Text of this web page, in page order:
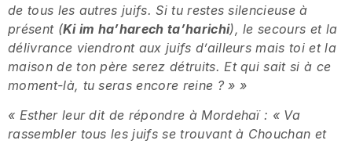
de tous les autres juifs. Si tu restes silencieuse à
présent (Ki im ha’harech ta’harichi), le secours et la
délivrance viendront aux juifs d’ailleurs mais toi et la
maison de ton père serez détruits. Et qui sait si à ce
moment-là, tu seras encore reine ? » »
« Esther leur dit de répondre à Mordehaï : « Va
rassembler tous les juifs se trouvant à Chouchan et